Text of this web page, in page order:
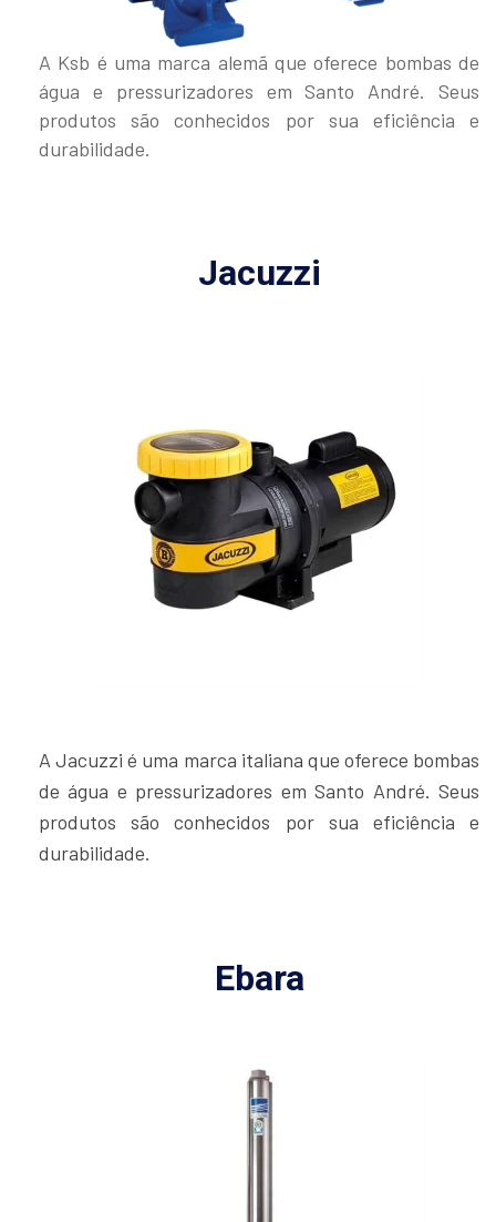
A Ksb é uma marca alemã que oferece bombas de
água e pressurizadores em Santo André. Seus
produtos são conhecidos por sua eficiência e
durabilidade.
Jacuzzi
A Jacuzzi é uma marca italiana que oferece bombas
de água e pressurizadores em Santo André. Seus
produtos são conhecidos por sua eficiência e
durabilidade.
Ebara